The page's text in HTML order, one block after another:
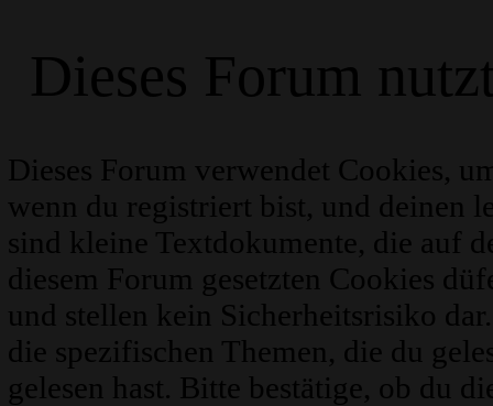
Dieses Forum
Dieses Forum verwendet Cookies,
wenn du registriert bist, und deinen
sind kleine Textdokumente, die auf
diesem Forum gesetzten Cookies
und stellen kein Sicherheitsrisiko
die spezifischen Themen, die du
gelesen hast. Bitte bestätige, ob du